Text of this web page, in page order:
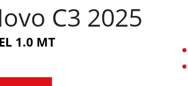
C3 2025
1.0 MT